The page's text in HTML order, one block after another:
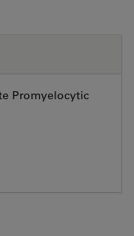
Promyelocytic